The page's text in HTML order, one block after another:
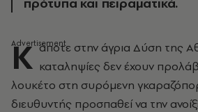
Κ άποτε στην άγρια Δύση της
καταληψίες δεν έχουν
λουκέτο στη συρόμενη
διευθυντής προσπαθεί να την